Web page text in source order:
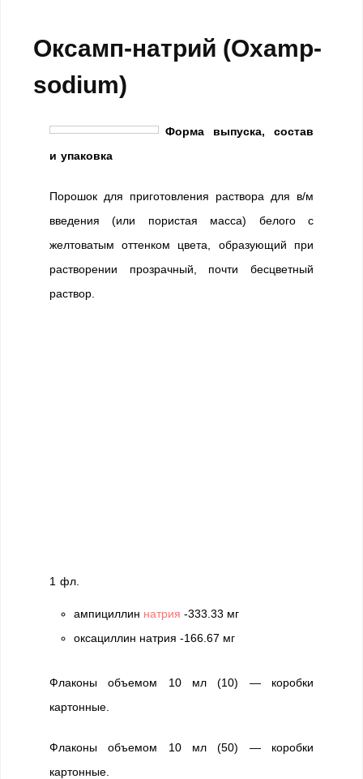
Оксамп-натрий (Oxamp-
sodium)
Форма выпуска, состав
и упаковка
Порошок для приготовления раствора для в/м
введения (или пористая масса) белого с
желтоватым оттенком цвета, образующий при
растворении прозрачный, почти бесцветный
раствор.
1 фл.
ампициллин натрия -333.33 мг
оксациллин натрия -166.67 мг
Флаконы объемом 10 мл (10) — коробки
картонные.
Флаконы объемом 10 мл (50) — коробки
картонные.